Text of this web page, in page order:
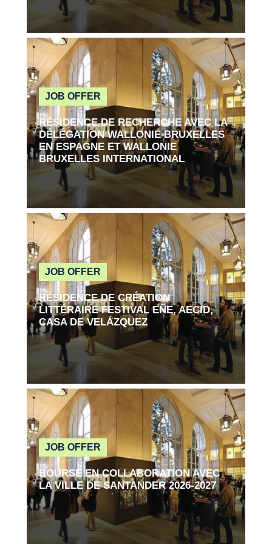
Read more
JOB OFFER
RÉSIDENCE DE RECHERCHE AVEC LA
DÉLÉGATION WALLONIE BRUXELLES
EN ESPAGNE ET WALLONIE
BRUXELLES INTERNATIONAL
Read more
JOB OFFER
RÉSIDENCE DE CRÉATION
LITTÉRAIRE FESTIVAL EÑE, AECID,
CASA DE VELÁZQUEZ
Read more
JOB OFFER
BOURSE EN COLLABORATION AVEC
LA VILLE DE SANTANDER 2026-2027